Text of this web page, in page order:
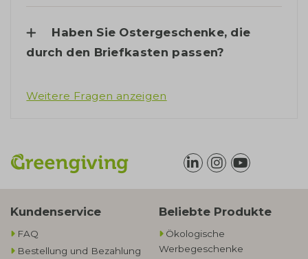
Haben Sie Ostergeschenke, die
durch den Briefkasten passen?
Weitere Fragen anzeigen
Kundenservice
FAQ
Bestellung und Bezahlung
Beliebte Produkte
Ökologische
Werbegeschenke​